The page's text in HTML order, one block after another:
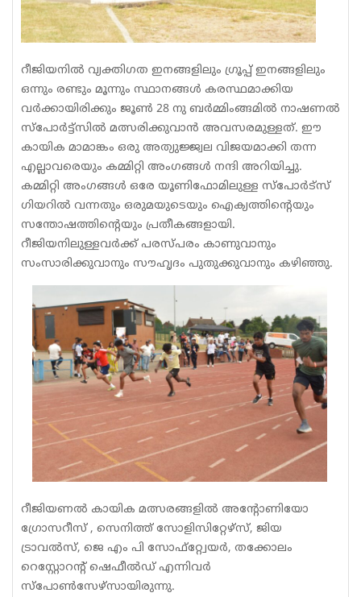
റീജിയനിൽ വ്യക്തിഗത ഇനങ്ങളിലും ഗ്രൂപ്പ് ഇനങ്ങളിലും
ഒന്നും രണ്ടും മൂന്നും സ്ഥാനങ്ങൾ കരസ്ഥമാക്കിയ
വർക്കായിരിക്കും ജൂൺ 28 നു ബർമ്മിംങ്ങമിൽ നാഷണൽ
സ്പോർട്ട്സിൽ മത്സരിക്കുവാൻ അവസരമുള്ളത്. ഈ
കായിക മാമാങ്കം ഒരു അത്യുജ്ജ്വല വിജയമാക്കി തന്ന
എല്ലാവരെയും കമ്മിറ്റി അംഗങ്ങൾ നന്ദി അറിയിച്ചു.
കമ്മിറ്റി അംഗങ്ങൾ ഒരേ യൂണിഫോമിലുള്ള സ്പോർട്സ്
ഗിയറിൽ വന്നതും ഒരുമയുടെയും ഐക്യത്തിൻ്റെയും
സന്തോഷത്തിൻ്റെയും പ്രതീകങ്ങളായി.
റീജിയനിലുള്ളവർക്ക് പരസ്പരം കാണുവാനും
സംസാരിക്കുവാനും സൗഹൃദം പുതുക്കുവാനും കഴിഞ്ഞു.
റീജിയണൽ കായിക മത്സരങ്ങളിൽ അൻ്റോണിയോ
ഗ്രോസറീസ് , സെനിത്ത് സോളിസിറ്റേഴ്സ്, ജിയ
ട്രാവൽസ്, ജെ എം പി സോഫ്റ്റ്വേയർ, തക്കോലം
റെസ്റ്റോറൻ്റ് ഷെഫീൽഡ് എന്നിവർ
സ്പോൺസേഴ്‌സായിരുന്നു.